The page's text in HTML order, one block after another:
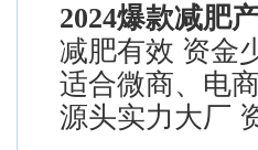
2024爆款减肥
减肥有效 资金
适合微商、电
源头实力大厂